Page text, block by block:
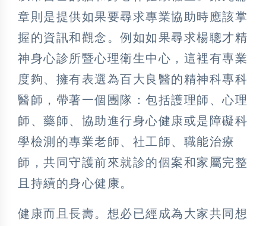
章則是提供如果要尋求專業協助時應該掌
握的資訊和觀念。例如如果尋求楊聰才精
神身心診所暨心理衛生中心，這裡有專業
度夠、擁有表選為百大良醫的精神科專科
醫師，帶著一個團隊：包括護理師、心理
師、藥師、協助進行身心健康或是障礙科
學檢測的專業老師、社工師、職能治療
師，共同守護前來就診的個案和家屬完整
且持續的身心健康。
健康而且長壽。想必已經成為大家共同想